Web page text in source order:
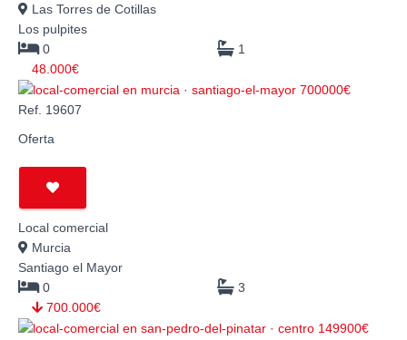
Las Torres de Cotillas
Los pulpites
0
1
48.000€
Ref. 19607
Oferta
Local comercial
Murcia
Santiago el Mayor
0
3
700.000€